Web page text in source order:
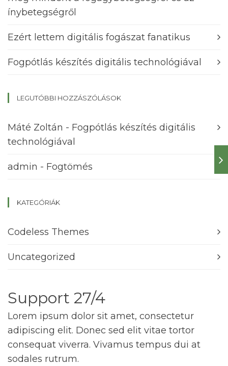
ínybetegségről
Ezért lettem digitális fogászat fanatikus
Fogpótlás készítés digitális technológiával
LEGUTÓBBI HOZZÁSZÓLÁSOK
Máté Zoltán - Fogpótlás készítés digitális
technológiával
admin - Fogtömés
KATEGÓRIÁK
Codeless Themes
Uncategorized
Support 27/4
Lorem ipsum dolor sit amet, consectetur
adipiscing elit. Donec sed elit vitae tortor
consequat viverra. Vivamus tempus dui at
sodales rutrum.